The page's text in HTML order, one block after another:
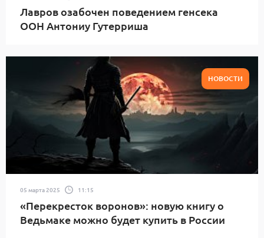
Лавров озабочен поведением генсека
ООН Антониу Гутерриша
НОВОСТИ
05 марта 2025 11:15
«Перекресток воронов»: новую книгу о
Ведьмаке можно будет купить в России